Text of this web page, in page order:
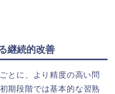
継続的改善
とに、より精度の高い問
期段階では基本的な習熟